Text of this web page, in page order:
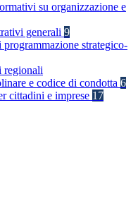
su organizzazione e
generali 9
strategico-
regionali
e codice di condotta 6
cittadini e imprese 17